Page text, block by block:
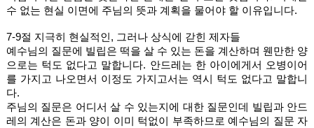
수 없는 현실 이면에 주님의 뜻과 계획을 물어야 할 이유입니다.
7-9절 지극히 현실적인, 그러나 상식에 갇힌 제자들
예수님의 질문에 빌립은 떡을 살 수 있는 돈을 계산하며 웬만한 양
으로는 턱도 없다고 말합니다. 안드레는 한 아이에게서 오병이어
를 가지고 나오면서 이정도 가지고서는 역시 턱도 없다고 말합니
다.
주님의 질문은 어디서 살 수 있는지에 대한 질문인데 빌립과 안드
레의 계산은 돈과 양이 이미 턱없이 부족하므로 예수님의 질문 자